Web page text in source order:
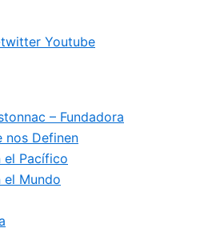
Youtube
– Fundadora
nos Definen
el Pacífico
el Mundo